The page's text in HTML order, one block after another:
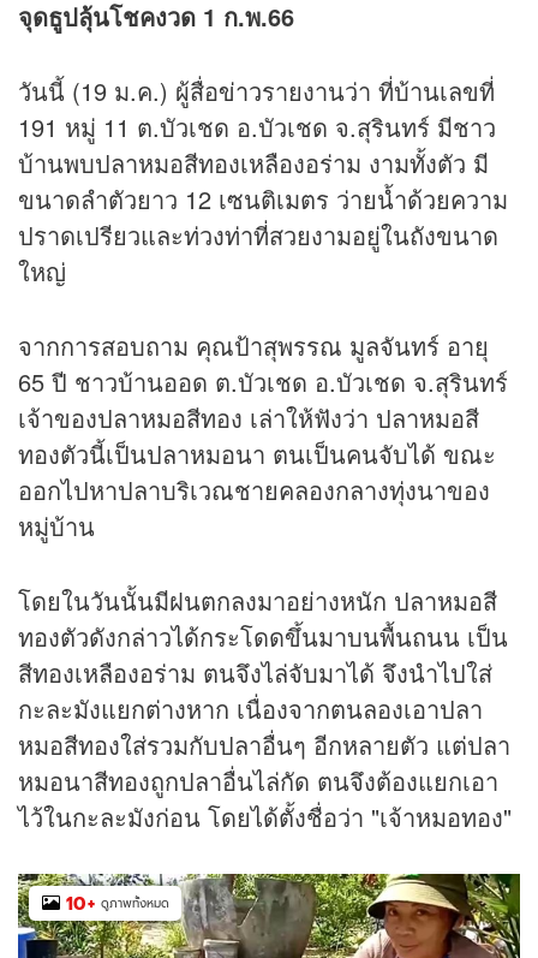
จุดธูปลุ้นโชคงวด 1 ก.พ.66
วันนี้ (19 ม.ค.) ผู้สื่อข่าวรายงานว่า ที่บ้านเลขที่
191 หมู่ 11 ต.บัวเชด อ.บัวเชด จ.สุรินทร์ มีชาว
บ้านพบปลาหมอสีทองเหลืองอร่าม งามทั้งตัว มี
ขนาดลำตัวยาว 12 เซนติเมตร ว่ายน้ำด้วยความ
ปราดเปรียวและท่วงท่าที่สวยงามอยู่ในถังขนาด
ใหญ่
จากการสอบถาม คุณป้าสุพรรณ มูลจันทร์ อายุ
65 ปี ชาวบ้านออด ต.บัวเชด อ.บัวเชด จ.สุรินทร์
เจ้าของปลาหมอสีทอง เล่าให้ฟังว่า ปลาหมอสี
ทองตัวนี้เป็นปลาหมอนา ตนเป็นคนจับได้ ขณะ
ออกไปหาปลาบริเวณชายคลองกลางทุ่งนาของ
หมู่บ้าน
โดยในวันนั้นมีฝนตกลงมาอย่างหนัก ปลาหมอสี
ทองตัวดังกล่าวได้กระโดดขึ้นมาบนพื้นถนน เป็น
สีทองเหลืองอร่าม ตนจึงไล่จับมาได้ จึงนำไปใส่
กะละมังแยกต่างหาก เนื่องจากตนลองเอาปลา
หมอสีทองใส่รวมกับปลาอื่นๆ อีกหลายตัว แต่ปลา
หมอนาสีทองถูกปลาอื่นไล่กัด ตนจึงต้องแยกเอา
ไว้ในกะละมังก่อน โดยได้ตั้งชื่อว่า "เจ้าหมอทอง"
10+ ดูภาพทั้งหมด